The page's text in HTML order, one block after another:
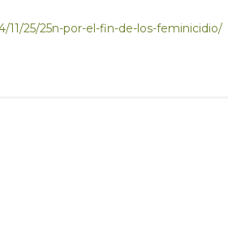
25/25n-por-el-fin-de-los-feminicidio/